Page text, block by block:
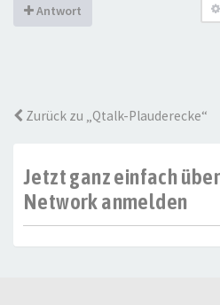
Antwort
Zurück zu „Qtalk-Plauderecke“
Jetzt ganz einfach
Network anmelden